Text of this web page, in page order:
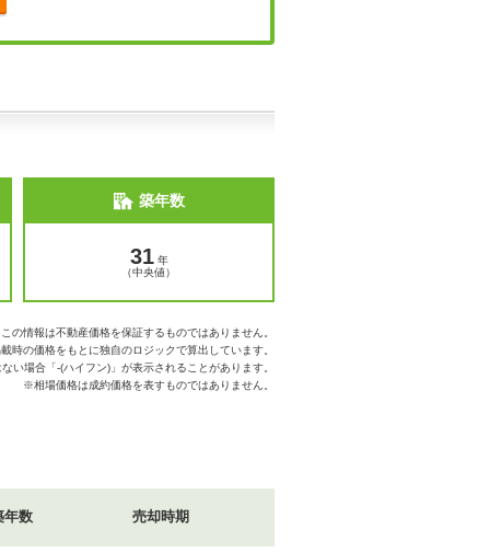
築年数
31 年
（中央値）
の情報は不動産価格を保証するものではありません。
時の価格をもとに独自のロジックで算出しています。
い場合「-(ハイフン)」が表示されることがあります。
※相場価格は成約価格を表すものではありません。
年数 売却時期